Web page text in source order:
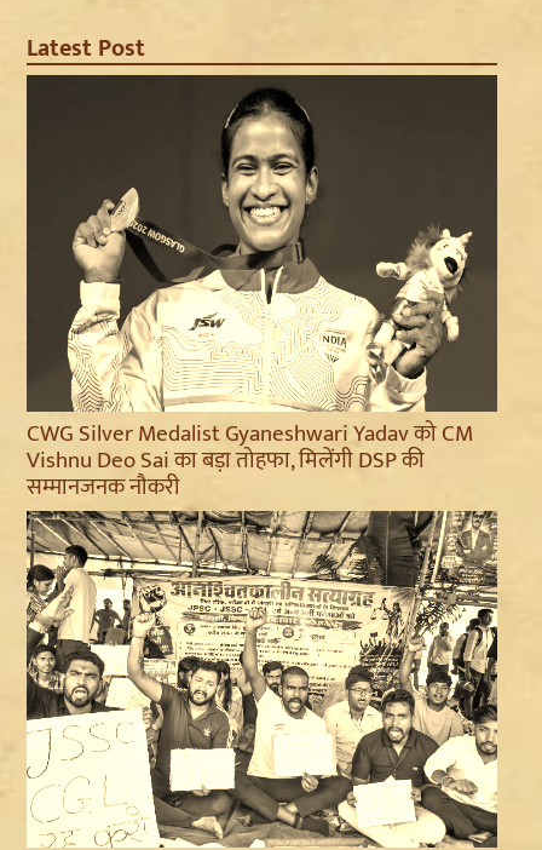
Latest Post
CWG Silver Medalist Gyaneshwari Yadav को CM
Vishnu Deo Sai का बड़ा तोहफा, मिलेंगी DSP की
सम्मानजनक नौकरी